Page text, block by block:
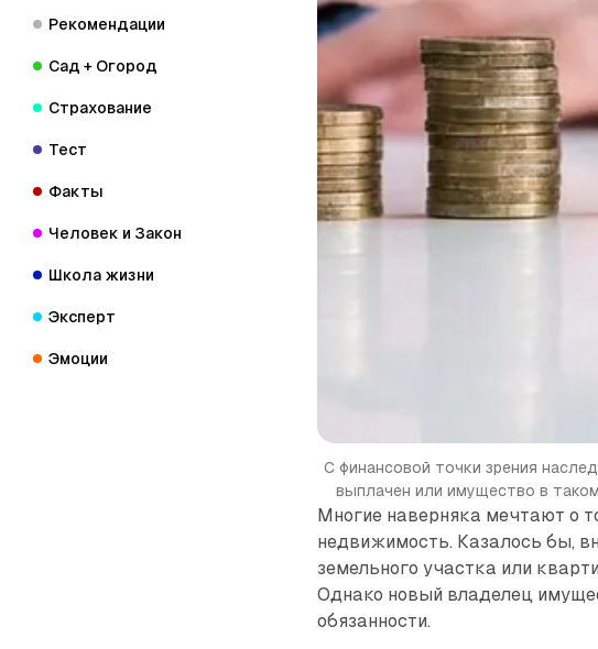
Рекомендации
Сад + Огород
Страхование
Тест
Факты
Человек и Закон
Школа жизни
Эксперт
Эмоции
С финансовой точки зрения
выплачен или имущество в
Многие наверняка мечтают о
недвижимость. Казалось бы,
земельного участка или
Однако новый владелец
обязанности.